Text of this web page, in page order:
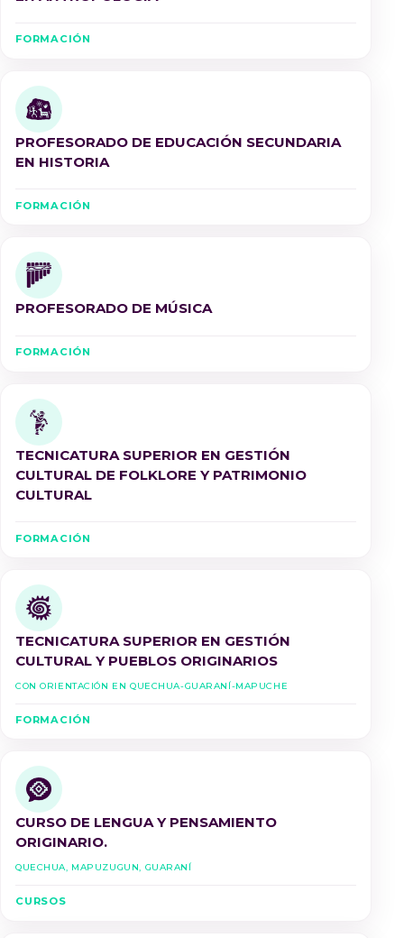
FORMACIÓN
PROFESORADO DE EDUCACIÓN SECUNDARIA
EN HISTORIA
FORMACIÓN
PROFESORADO DE MÚSICA
FORMACIÓN
TECNICATURA SUPERIOR EN GESTIÓN
CULTURAL DE FOLKLORE Y PATRIMONIO
CULTURAL
FORMACIÓN
TECNICATURA SUPERIOR EN GESTIÓN
CULTURAL Y PUEBLOS ORIGINARIOS
Con Orientación en Quechua-Guaraní-Mapuche
FORMACIÓN
CURSO DE LENGUA Y PENSAMIENTO
ORIGINARIO.
Quechua, Mapuzugun, Guaraní
CURSOS